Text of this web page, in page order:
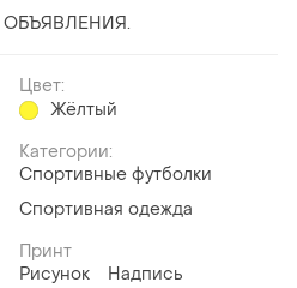
Цвет:
Жёлтый
Категории:
Спортивные футболки
Спортивная одежда
Принт
Рисунок
Надпись